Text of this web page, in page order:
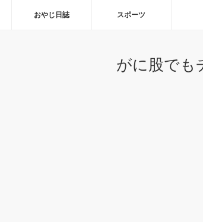
おやじ日誌 スポーツ
がに股でも